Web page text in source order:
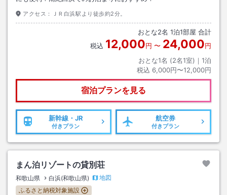
アクセス： ＪＲ白浜駅より徒歩約2分。
おとな2名 1泊1部屋 合計
税込 12,000円 〜 24,000円
おとな1名 (2名1室)｜ 1泊
税込 6,000円〜12,000円
宿泊プランを見る
新幹線・JR
付きプラン
航空券
付きプラン
まん泊リゾートの貸別荘
和歌山県 白浜(和歌山県)
地図
ふるさと納税対象施設